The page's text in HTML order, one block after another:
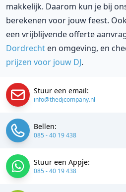
makkelijk. Daarom kun je bij
berekenen voor jouw feest.
een vrijblijvende offerte
Dordrecht en omgeving, en
prijzen voor jouw DJ.
Stuur een email:
info@thedjcompany.nl
Bellen:
085 - 40 19 438
Stuur een Appje:
085 - 40 19 438